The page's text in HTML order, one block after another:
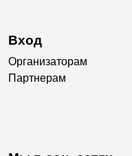
Вход
Организаторам
Партнерам